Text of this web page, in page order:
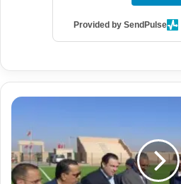
Provided by SendPulse